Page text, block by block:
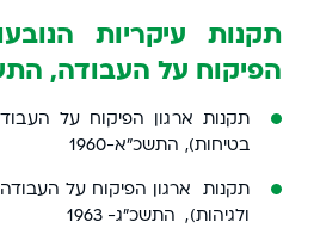
תקנות עיקריות
הפיקוח על העבודה,
תקנות ארגון הפיקוח על
בטיחות), התשכ"א-1960
תקנות ארגון הפיקוח על
ולגיהות), התשכ"ג- 1963